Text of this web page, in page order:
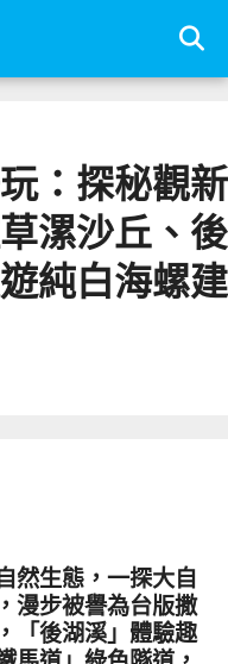
：探秘觀新
漯沙丘、後
純白海螺建
然生態，一探大自
漫步被譽為台版撒
「後湖溪」體驗趣